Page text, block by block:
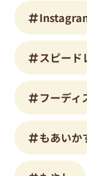
スピード
フーディ
もあい